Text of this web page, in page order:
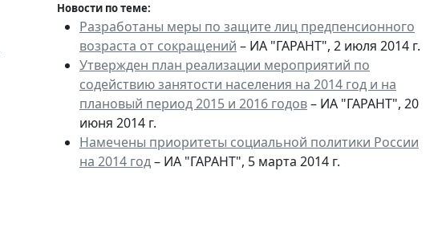
Новости по теме:
Разработаны меры по защите лиц предпенсионного
возраста от сокращений – ИА "ГАРАНТ", 2 июля 2014 г.
Утвержден план реализации мероприятий по
содействию занятости населения на 2014 год и на
плановый период 2015 и 2016 годов– ИА "ГАРАНТ", 20
июня 2014 г.
Намечены приоритеты социальной политики России
на 2014 год– ИА "ГАРАНТ", 5 марта 2014 г.